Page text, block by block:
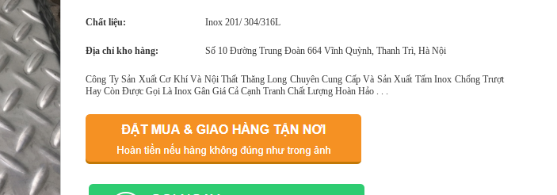
Chất liệu: Inox 201/ 304/316L
Địa chỉ kho hàng: Số 10 Đường Trung Đoàn 664 Vĩnh Quỳnh, Thanh Trì, Hà Nội
Công Ty Sản Xuất Cơ Khí Và Nội Thất Thăng Long Chuyên Cung Cấp Và Sản Xuất Tấm Inox Chống Trượt
Hay Còn Được Gọi Là Inox Gân Giá Cả Cạnh Tranh Chất Lượng Hoàn Hảo . . .